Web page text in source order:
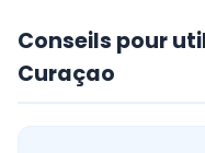
Conseils pour
Curaçao